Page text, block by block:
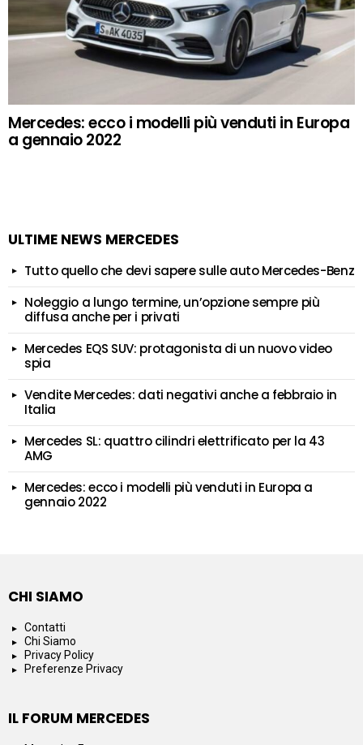
Mercedes: ecco i modelli più venduti in Europa
a gennaio 2022
ULTIME NEWS MERCEDES
Tutto quello che devi sapere sulle auto Mercedes-Benz
Noleggio a lungo termine, un’opzione sempre più
diffusa anche per i privati
Mercedes EQS SUV: protagonista di un nuovo video
spia
Vendite Mercedes: dati negativi anche a febbraio in
Italia
Mercedes SL: quattro cilindri elettrificato per la 43
AMG
Mercedes: ecco i modelli più venduti in Europa a
gennaio 2022
CHI SIAMO
Contatti
Chi Siamo
Privacy Policy
Preferenze Privacy
IL FORUM MERCEDES